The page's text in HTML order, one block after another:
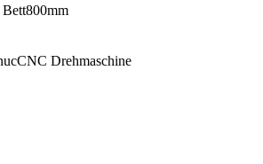
Bett800mm
CNC Drehmaschine